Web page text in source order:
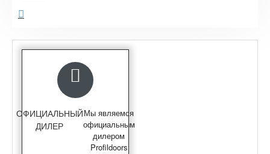
ОФИЦИАЛЬНЫЙ
ДИЛЕР
Мы являемся
официальным
дилером
Profildoors